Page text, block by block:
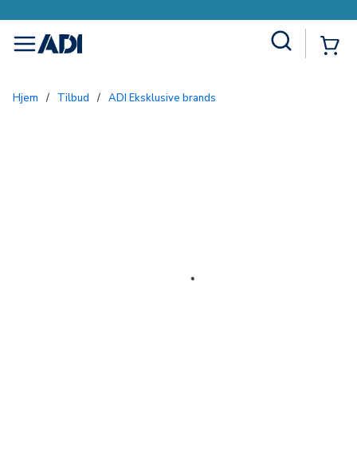
menu
Hjem / Tilbud / ADI Eksklusive brands